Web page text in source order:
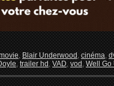
,Blair Underwood,cinéma,
,trailer hd,VAD,vod,Well Go